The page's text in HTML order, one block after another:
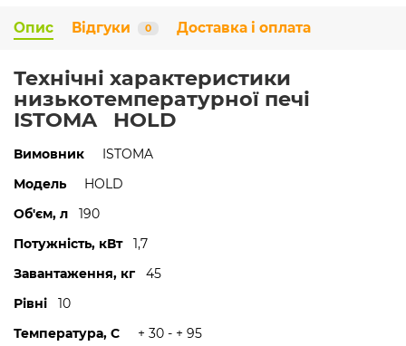
Опис Відгуки 0 Доставка і оплата
Технічні характеристики
низькотемпературної печі
ISTOMA HOLD
Вимовник
ISTOMA
Модель
HOLD
Об'єм, л
190
Потужність, кВт
1,7
Завантаження, кг
45
Рівні
10
Температура, C
+ 30 - + 95